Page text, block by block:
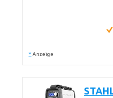
* Anzeige